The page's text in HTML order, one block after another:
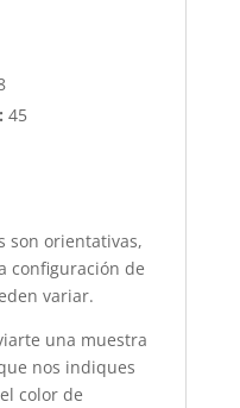
45
son orientativas,
configuración de
variar.
una muestra
nos indiques
color de